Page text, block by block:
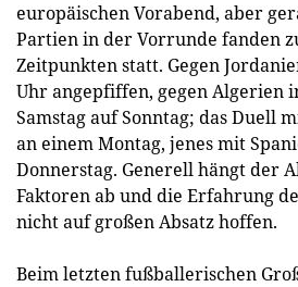
europäischen Vorabend, aber
Partien in der Vorrunde fanden
Zeitpunkten statt. Gegen
Uhr angepfiffen, gegen Algerien
Samstag auf Sonntag; das Duell
an einem Montag, jenes mit
Donnerstag. Generell hängt der
Faktoren ab und die Erfahrung
nicht auf großen Absatz hoffen.
Beim letzten fußballerischen